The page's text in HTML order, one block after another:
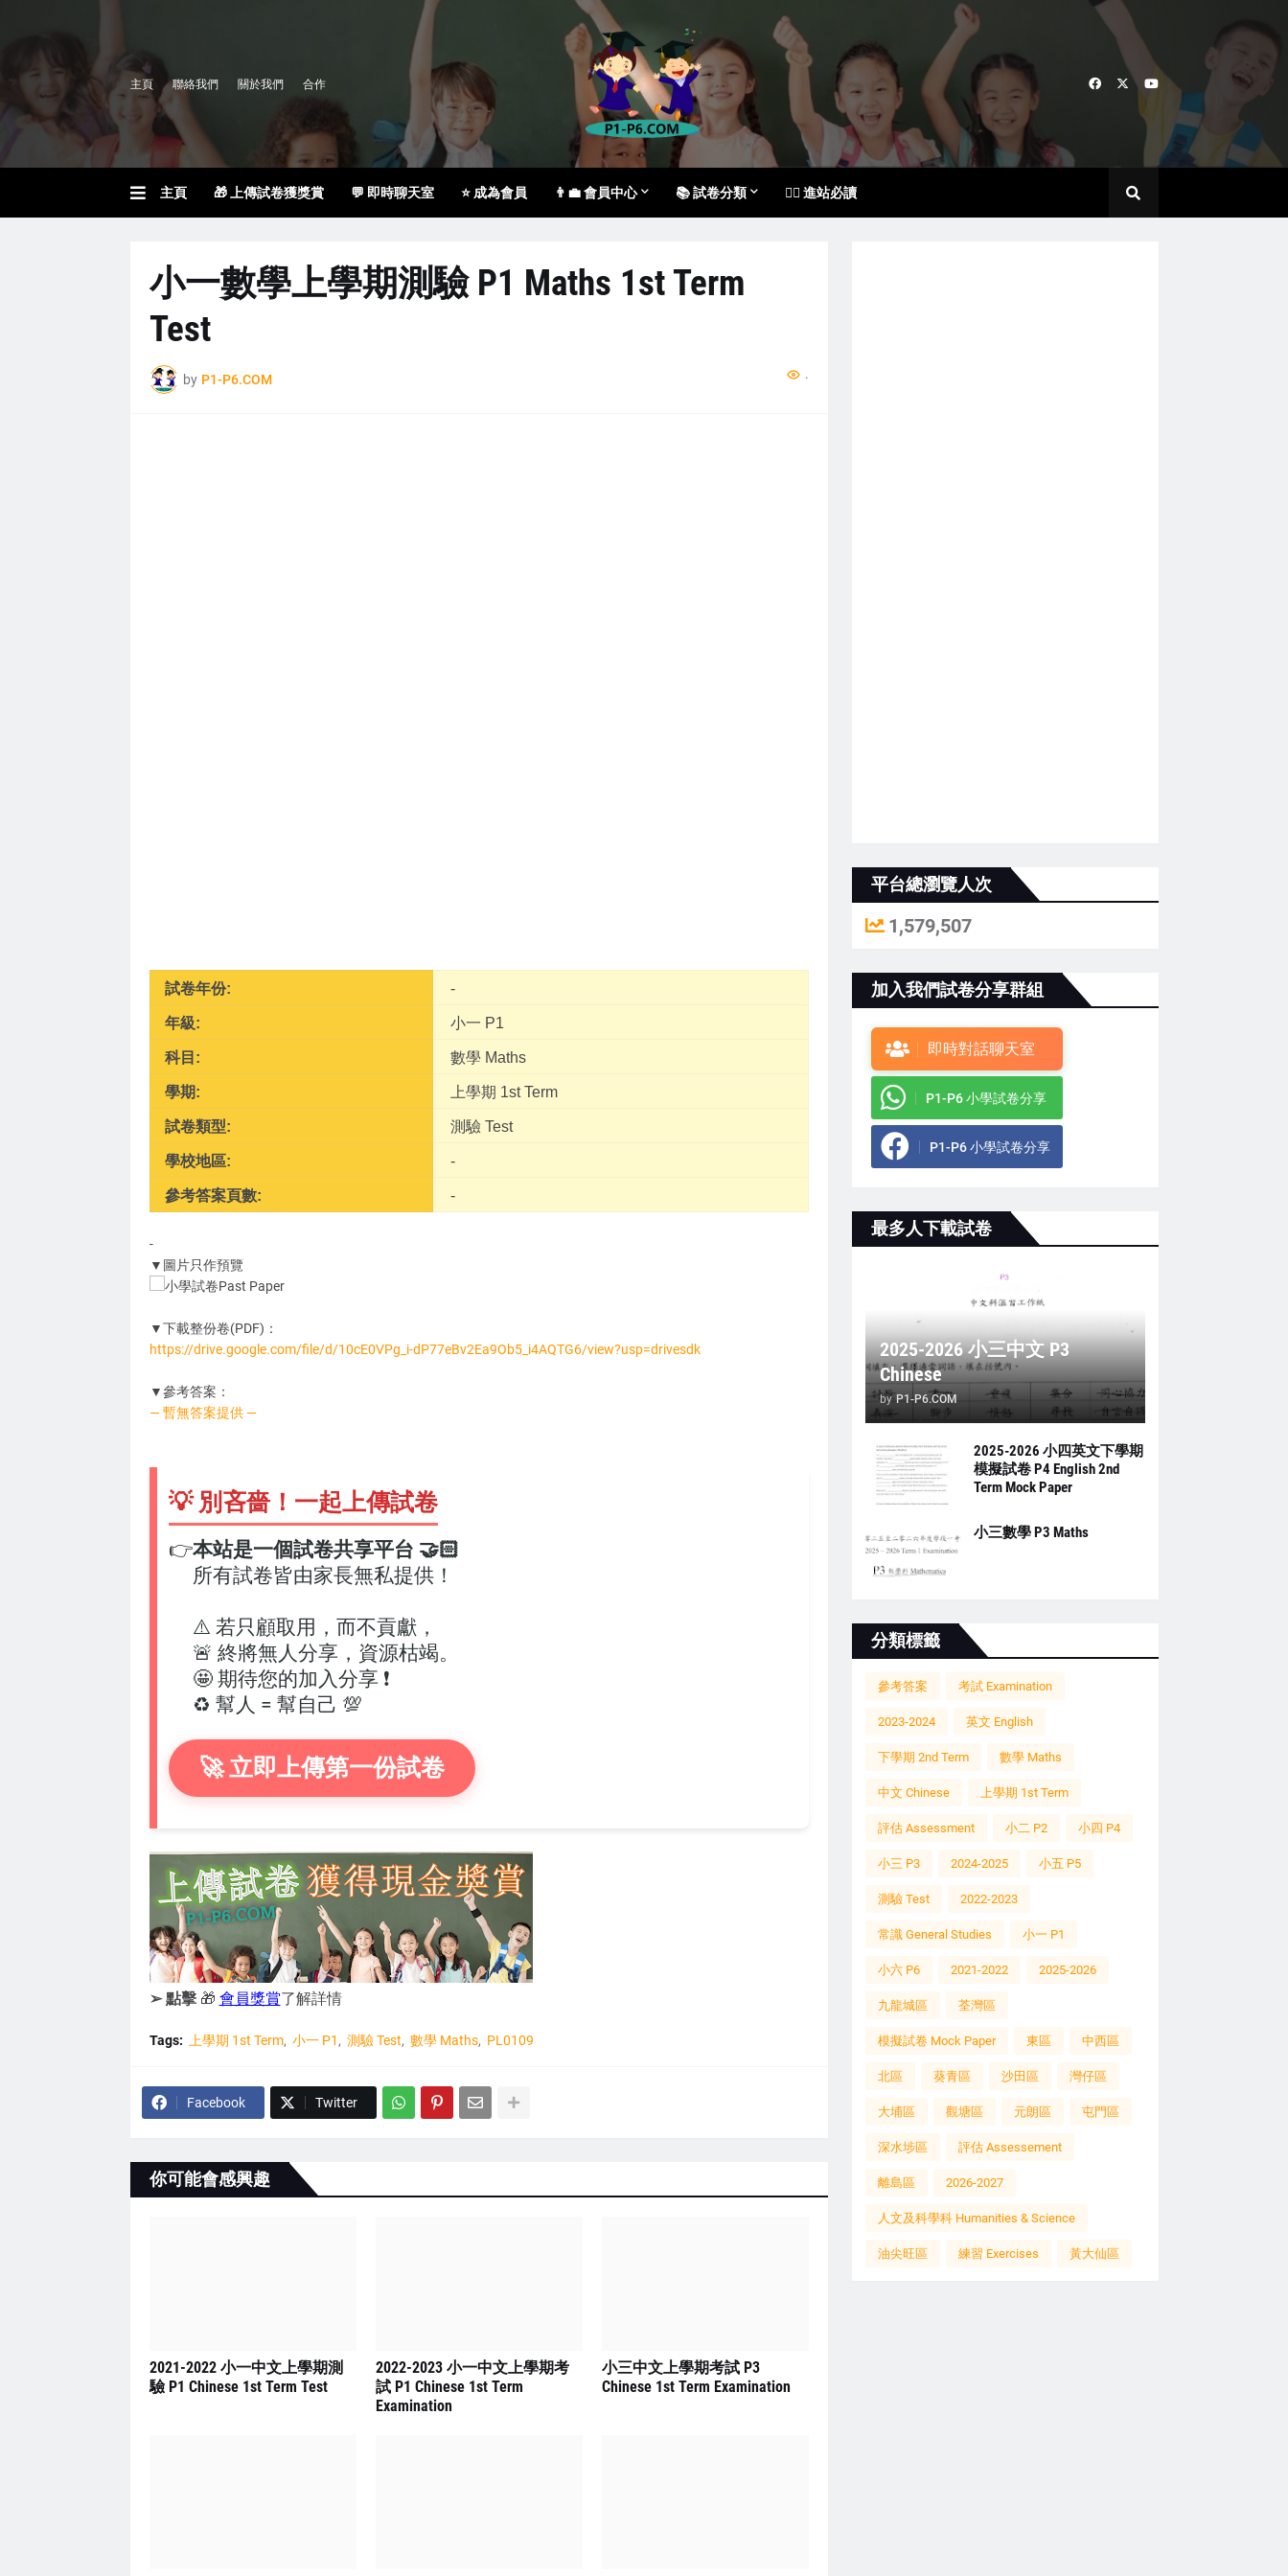
主頁 聯絡我們 關於我們 合作
主頁 🎁 上傳試卷獲獎賞 💬 即時聊天室 ⭐ 成為會員 👨‍💼 會員中心 📚 試卷分類 🙇‍♀️ 進站必讀
小一數學上學期測驗 P1 Maths 1st Term
Test
by P1-P6.COM .
試卷年份: -
年級: 小一 P1
科目: 數學 Maths
學期: 上學期 1st Term
試卷類型: 測驗 Test
學校地區: -
參考答案頁數: -
-
▼圖片只作預覽
▼下載整份卷(PDF)：
https://drive.google.com/file/d/10cE0VPg_i-dP77eBv2Ea9Ob5_i4AQTG6/view?usp=drivesdk
▼參考答案：
— 暫無答案提供 —
💡 別吝嗇！一起上傳試卷
本站是一個試卷共享平台 🤝🏻
👉
所有試卷皆由家長無私提供！
⚠️ 若只顧取用，而不貢獻，
🚨 終將無人分享，資源枯竭。
🤩 期待您的加入分享 ❗
♻️ 幫人 = 幫自己 💯
🚀 立即上傳第一份試卷
➢ 點擊 🎁 會員獎賞了解詳情
Tags: 上學期 1st Term 小一 P1 測驗 Test 數學 Maths PL0109
Facebook Twitter
你可能會感興趣
2021-2022 小一中文上學期測
驗 P1 Chinese 1st Term Test
2022-2023 小一中文上學期考
試 P1 Chinese 1st Term
Examination
小三中文上學期考試 P3
Chinese 1st Term Examination
平台總瀏覽人次
1,579,507
加入我們試卷分享群組
即時對話聊天室
P1-P6 小學試卷分享
P1-P6 小學試卷分享
最多人下載試卷
2025-2026 小三中文 P3
Chinese
by P1-P6.COM
2025-2026 小四英文下學期
模擬試卷 P4 English 2nd
Term Mock Paper
小三數學 P3 Maths
分類標籤
參考答案 考試 Examination
2023-2024 英文 English
下學期 2nd Term 數學 Maths
中文 Chinese 上學期 1st Term
評估 Assessment 小二 P2 小四 P4
小三 P3 2024-2025 小五 P5
測驗 Test 2022-2023
常識 General Studies 小一 P1
小六 P6 2021-2022 2025-2026
九龍城區 荃灣區
模擬試卷 Mock Paper 東區 中西區
北區 葵青區 沙田區 灣仔區
大埔區 觀塘區 元朗區 屯門區
深水埗區 評估 Assessement
離島區 2026-2027
人文及科學科 Humanities & Science
油尖旺區 練習 Exercises 黃大仙區